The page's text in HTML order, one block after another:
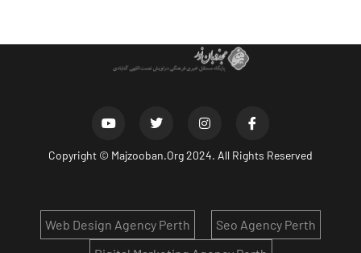
Copyright © Majzooban.Org2024. All Rights Reserved
Seo Agency Perth
Web Design Agency Perth